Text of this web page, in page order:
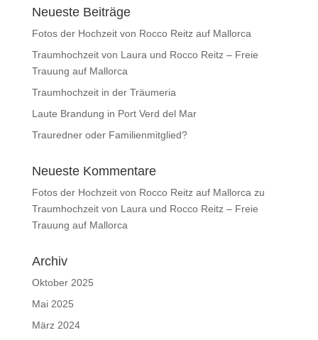
Neueste Beiträge
Fotos der Hochzeit von Rocco Reitz auf Mallorca
Traumhochzeit von Laura und Rocco Reitz – Freie
Trauung auf Mallorca
Traumhochzeit in der Träumeria
Laute Brandung in Port Verd del Mar
Trauredner oder Familienmitglied?
Neueste Kommentare
Fotos der Hochzeit von Rocco Reitz auf Mallorca zu
Traumhochzeit von Laura und Rocco Reitz – Freie
Trauung auf Mallorca
Archiv
Oktober 2025
Mai 2025
März 2024